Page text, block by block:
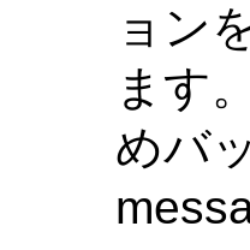
ョン
ます
めバ